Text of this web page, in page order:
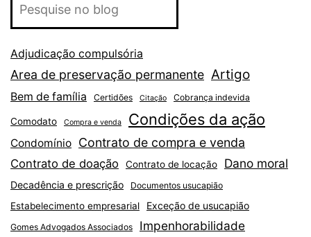
Adjudicação compulsória
Area de preservação permanente Artigo
Bem de família Certidões Citação Cobrança indevida
Comodato Compra e venda Condições da ação
Condomínio Contrato de compra e venda
Contrato de doação Contrato de locação Dano moral
Decadência e prescrição Documentos usucapião
Estabelecimento empresarial Exceção de usucapião
Gomes Advogados Associados Impenhorabilidade